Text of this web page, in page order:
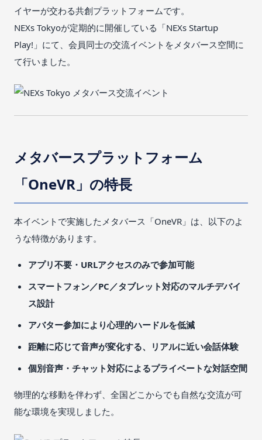
イヤーが交わる共創プラットフォームです。
NEXs Tokyoが定期的に開催している「NEXs Startup
Play!」にて、会員同士の交流イベントをメタバース空間に
て行いました。
メタバースプラットフォーム
「OneVR」の特長
本イベントで実施したメタバース「OneVR」は、以下のよ
うな特徴があります。
アプリ不要・URLアクセスのみで参加可能
スマートフォン／PC／タブレット対応のマルチデバイ
ス設計
アバター参加により心理的ハードルを低減
距離に応じて音声が変化する、リアルに近い会話体験
個別音声・チャット対応によるプライベートな対話空間
物理的な移動を伴わず、全国どこからでも自然な交流が可
能な環境を実現しました。